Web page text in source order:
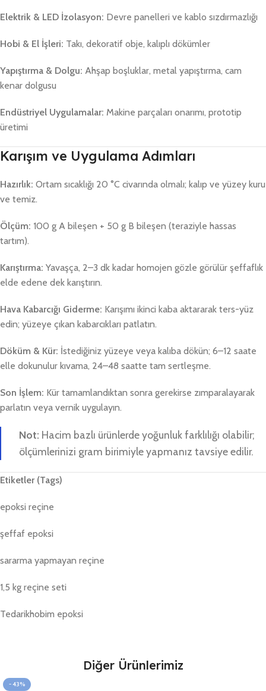
Elektrik & LED İzolasyon: Devre panelleri ve kablo sızdırmazlığı
Hobi & El İşleri: Takı, dekoratif obje, kalıplı dökümler
Yapıştırma & Dolgu: Ahşap boşluklar, metal yapıştırma, cam
kenar dolgusu
Endüstriyel Uygulamalar: Makine parçaları onarımı, prototip
üretimi
Karışım ve Uygulama Adımları
Hazırlık: Ortam sıcaklığı 20 °C civarında olmalı; kalıp ve yüzey kuru
ve temiz.
Ölçüm: 100 g A bileşen + 50 g B bileşen (teraziyle hassas
tartım).
Karıştırma: Yavaşça, 2–3 dk kadar homojen gözle görülür şeffaflık
elde edene dek karıştırın.
Hava Kabarcığı Giderme: Karışımı ikinci kaba aktararak ters-yüz
edin; yüzeye çıkan kabarcıkları patlatın.
Döküm & Kür: İstediğiniz yüzeye veya kalıba dökün; 6–12 saate
elle dokunulur kıvama, 24–48 saatte tam sertleşme.
Son İşlem: Kür tamamlandıktan sonra gerekirse zımparalayarak
parlatın veya vernik uygulayın.
Not: Hacim bazlı ürünlerde yoğunluk farklılığı olabilir;
ölçümlerinizi gram birimiyle yapmanız tavsiye edilir.
Etiketler (Tags)
epoksi reçine
şeffaf epoksi
sararma yapmayan reçine
1,5 kg reçine seti
Tedarikhobim epoksi
Diğer Ürünlerimiz
- 43%